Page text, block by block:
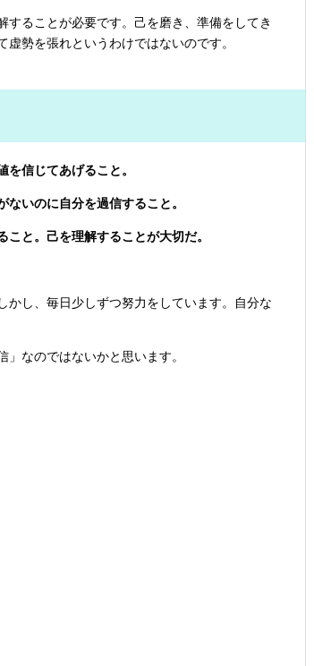
ることが必要です。己を磨き、準備をしてき
勢を張れというわけではないのです。
を信じてあげること。
いのに自分を過信すること。
と。己を理解することが大切だ。
し、毎日少しずつ努力をしています。自分な
なのではないかと思います。